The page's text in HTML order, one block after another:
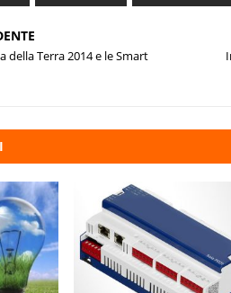
della Terra 2014 e le Smart